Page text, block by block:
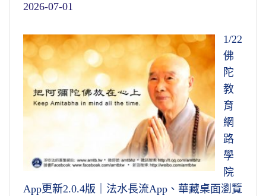
2026-07-01
1/22
佛
陀
教
育
網
路
學
院
App更新2.0.4版｜法水長流App、華藏桌面瀏覽